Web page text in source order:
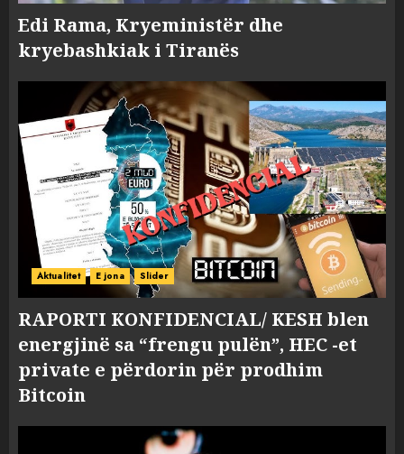
Edi Rama, Kryeministër dhe
kryebashkiak i Tiranës
Aktualitet E jona Slider
RAPORTI KONFIDENCIAL/ KESH blen
energjinë sa “frengu pulën”, HEC -et
private e përdorin për prodhim
Bitcoin